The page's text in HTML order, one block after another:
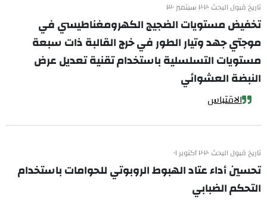
تاريخ قبول البحث ٢٠٢٠ سبتمبر ٣٠
تخفيض مستويات الضجيج الكهرومغناطيسي في
موجتي جهد وتيار الطور في خرج القالبة ذات سبعة
مستويات التسلسلية باستخدام تقنية تعديل عرض
النبضة العشوائي
الاقتباس
تاريخ قبول البحث ٢٠٢٠ أكتوبر ٠١
تحسين أداء عتاد الهبوط الروبوتي للحوامات باستخدام
التحكم الضبابي